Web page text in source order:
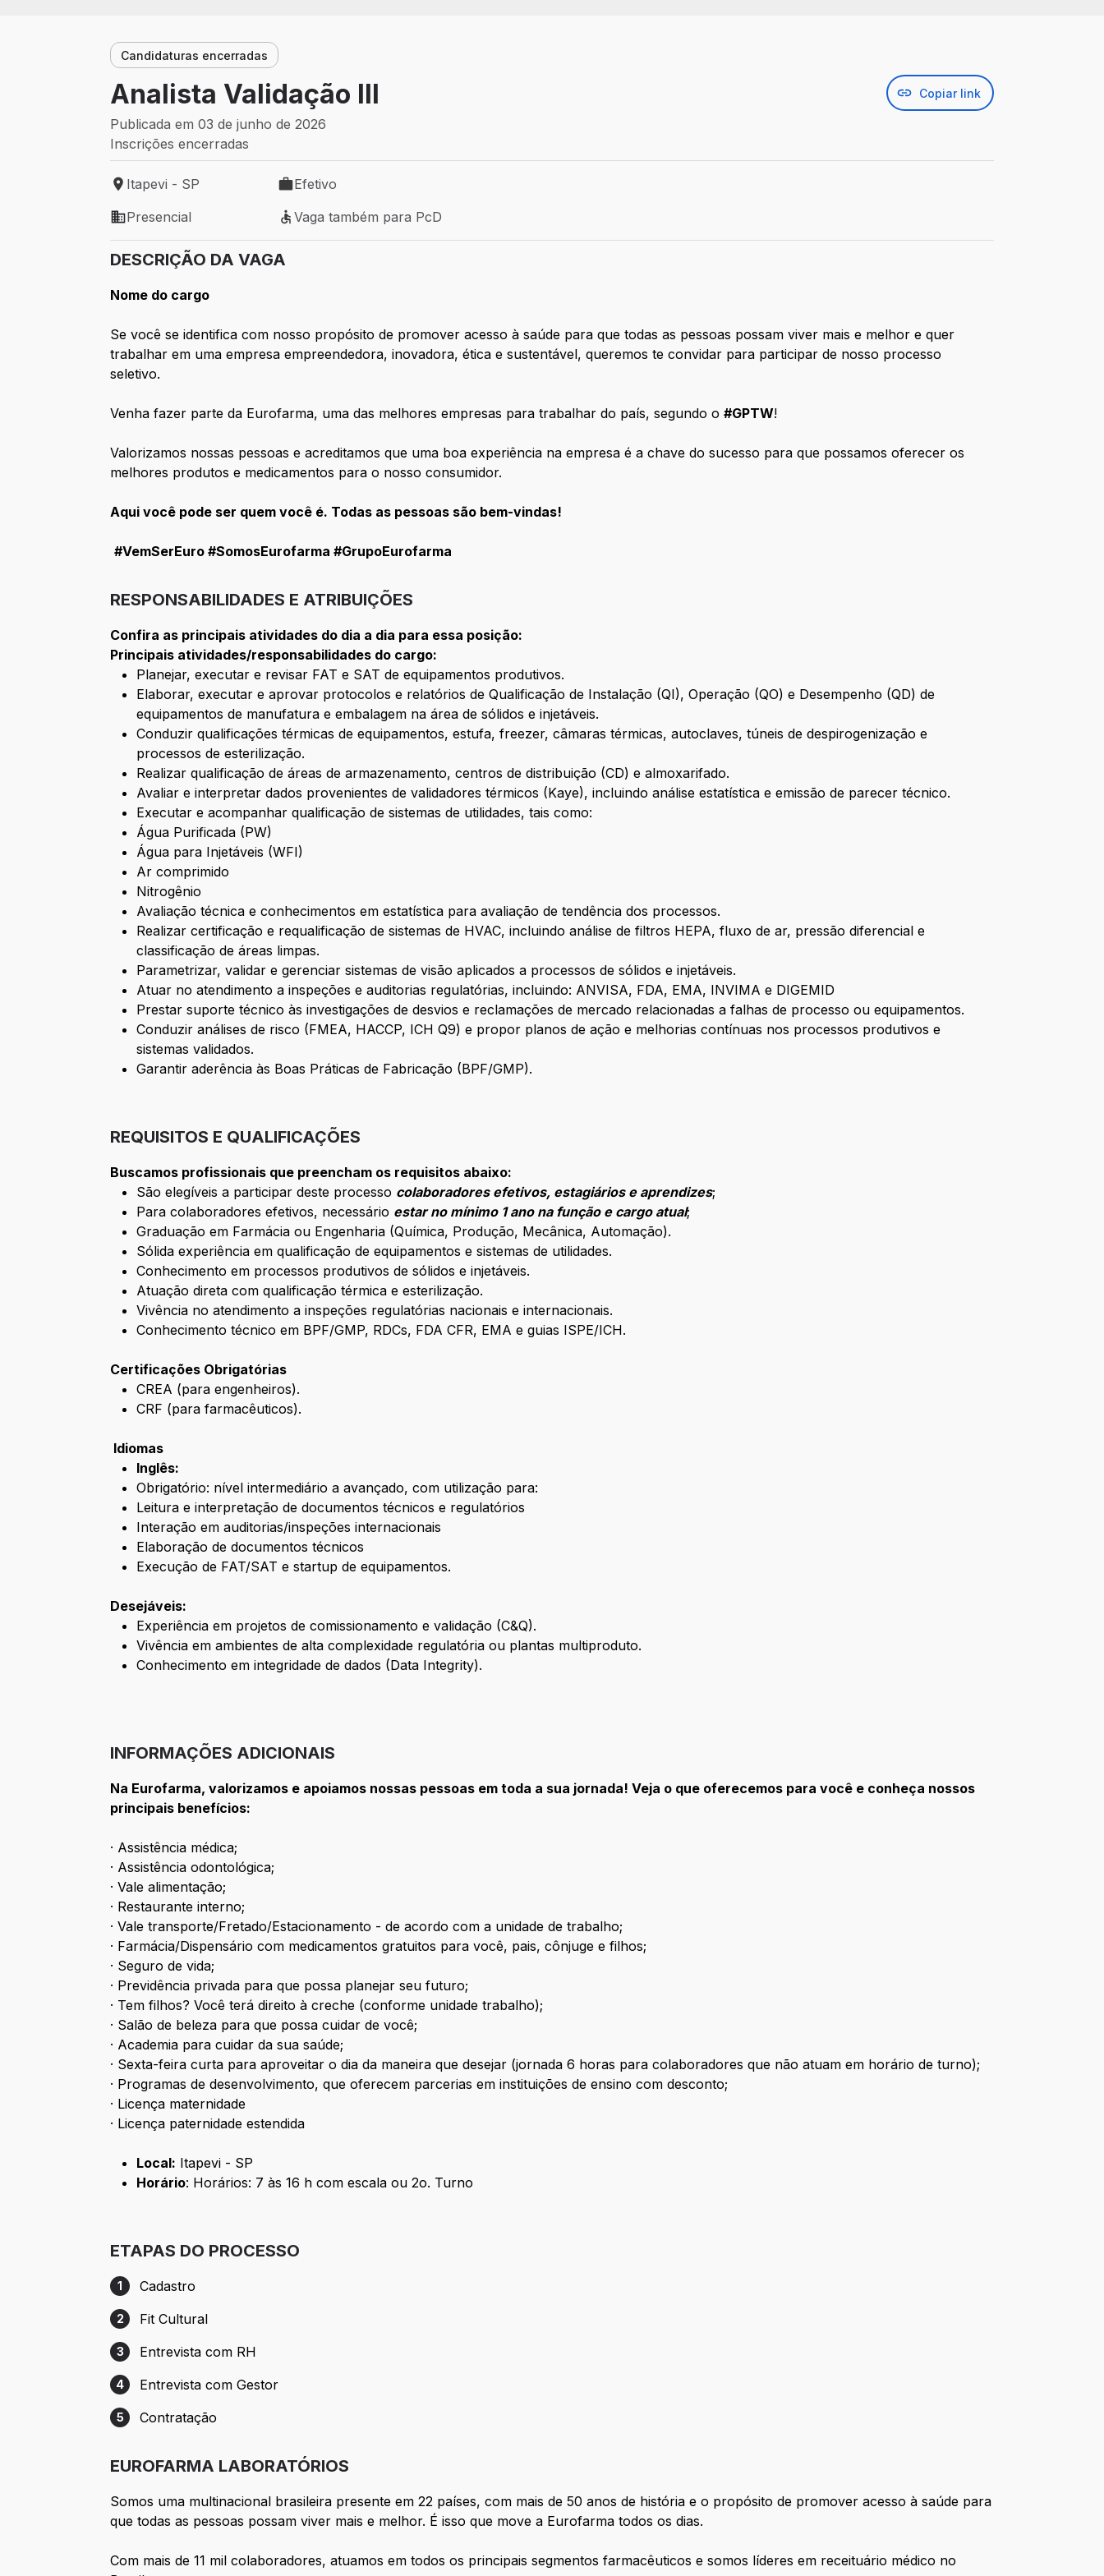
Candidaturas encerradas
Analista Validação III Copiar link
Publicada em 03 de junho de 2026
Inscrições encerradas
Local de trabalho: Itapevi - SP
Itapevi - SP
Tipo de vaga: Efetivo
Efetivo
Modelo de trabalho: Presencial
Presencial
Vaga também para PcD
Vaga também para PcD
DESCRIÇÃO DA VAGA
Nome do cargo
Se você se identifica com nosso propósito de promover acesso à saúde para que todas as pessoas possam viver mais e melhor e quer
trabalhar em uma empresa empreendedora, inovadora, ética e sustentável, queremos te convidar para participar de nosso processo
seletivo.
Venha fazer parte da Eurofarma, uma das melhores empresas para trabalhar do país, segundo o#GPTW!
Valorizamos nossas pessoas e acreditamos que uma boa experiência na empresa é a chave do sucesso para que possamos oferecer os
melhores produtos e medicamentos para o nosso consumidor.
Aqui você pode ser quem você é. Todas as pessoas são bem-vindas!
#VemSerEuro #SomosEurofarma #GrupoEurofarma
RESPONSABILIDADES E ATRIBUIÇÕES
Confira as principais atividades do dia a dia para essa posição:
Principais atividades/responsabilidades do cargo:
Planejar, executar e revisar FAT e SAT de equipamentos produtivos.
Elaborar, executar e aprovar protocolos e relatórios de Qualificação de Instalação (QI), Operação (QO) e Desempenho (QD) de
equipamentos de manufatura e embalagem na área de sólidos e injetáveis.
Conduzir qualificações térmicas de equipamentos, estufa, freezer, câmaras térmicas, autoclaves, túneis de despirogenização e
processos de esterilização.
Realizar qualificação de áreas de armazenamento, centros de distribuição (CD) e almoxarifado.
Avaliar e interpretar dados provenientes de validadores térmicos (Kaye), incluindo análise estatística e emissão de parecer técnico.
Executar e acompanhar qualificação de sistemas de utilidades, tais como:
Água Purificada (PW)
Água para Injetáveis (WFI)
Ar comprimido
Nitrogênio
Avaliação técnica e conhecimentos em estatística para avaliação de tendência dos processos.
Realizar certificação e requalificação de sistemas de HVAC, incluindo análise de filtros HEPA, fluxo de ar, pressão diferencial e
classificação de áreas limpas.
Parametrizar, validar e gerenciar sistemas de visão aplicados a processos de sólidos e injetáveis.
Atuar no atendimento a inspeções e auditorias regulatórias, incluindo: ANVISA, FDA, EMA, INVIMA e DIGEMID
Prestar suporte técnico às investigações de desvios e reclamações de mercado relacionadas a falhas de processo ou equipamentos.
Conduzir análises de risco (FMEA, HACCP, ICH Q9) e propor planos de ação e melhorias contínuas nos processos produtivos e
sistemas validados.
Garantir aderência às Boas Práticas de Fabricação (BPF/GMP).
REQUISITOS E QUALIFICAÇÕES
Buscamos profissionais que preencham os requisitos abaixo:
São elegíveis a participar deste processo colaboradores efetivos, estagiários e aprendizes;
Para colaboradores efetivos, necessário estar no mínimo 1 ano na função e cargo atual;
Graduação em Farmácia ou Engenharia (Química, Produção, Mecânica, Automação).
Sólida experiência em qualificação de equipamentos e sistemas de utilidades.
Conhecimento em processos produtivos de sólidos e injetáveis.
Atuação direta com qualificação térmica e esterilização.
Vivência no atendimento a inspeções regulatórias nacionais e internacionais.
Conhecimento técnico em BPF/GMP, RDCs, FDA CFR, EMA e guias ISPE/ICH.
Certificações Obrigatórias
CREA (para engenheiros).
CRF (para farmacêuticos).
Idiomas
Inglês:
Obrigatório: nível intermediário a avançado, com utilização para:
Leitura e interpretação de documentos técnicos e regulatórios
Interação em auditorias/inspeções internacionais
Elaboração de documentos técnicos
Execução de FAT/SAT e startup de equipamentos.
Desejáveis:
Experiência em projetos de comissionamento e validação (C&Q).
Vivência em ambientes de alta complexidade regulatória ou plantas multiproduto.
Conhecimento em integridade de dados (Data Integrity).
INFORMAÇÕES ADICIONAIS
Na Eurofarma, valorizamos e apoiamos nossas pessoas em toda a sua jornada! Veja o que oferecemos para você e conheça nossos
principais benefícios:
· Assistência médica;
· Assistência odontológica;
· Vale alimentação;
· Restaurante interno;
· Vale transporte/Fretado/Estacionamento - de acordo com a unidade de trabalho;
· Farmácia/Dispensário com medicamentos gratuitos para você, pais, cônjuge e filhos;
· Seguro de vida;
· Previdência privada para que possa planejar seu futuro;
· Tem filhos? Você terá direito à creche (conforme unidade trabalho);
· Salão de beleza para que possa cuidar de você;
· Academia para cuidar da sua saúde;
· Sexta-feira curta para aproveitar o dia da maneira que desejar (jornada 6 horas para colaboradores que não atuam em horário de turno);
· Programas de desenvolvimento, que oferecem parcerias em instituições de ensino com desconto;
· Licença maternidade
· Licença paternidade estendida
Local: Itapevi - SP
Horário: Horários: 7 às 16 h com escala ou 2o. Turno
ETAPAS DO PROCESSO
Etapa 1: Cadastro
1 Cadastro
Etapa 2: Fit Cultural
2 Fit Cultural
Etapa 3: Entrevista com RH
3 Entrevista com RH
Etapa 4: Entrevista com Gestor
4 Entrevista com Gestor
Etapa 5: Contratação
5 Contratação
EUROFARMA LABORATÓRIOS
Somos uma multinacional brasileira presente em 22 países, com mais de 50 anos de história e o propósito de promover acesso à saúde para
que todas as pessoas possam viver mais e melhor. É isso que move a Eurofarma todos os dias.
Com mais de 11 mil colaboradores, atuamos em todos os principais segmentos farmacêuticos e somos líderes em receituário médico no